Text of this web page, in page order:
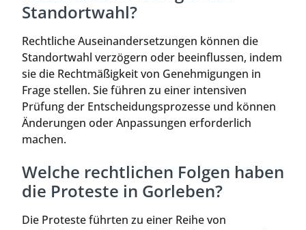
Standortwahl?
Rechtliche Auseinandersetzungen können die
Standortwahl verzögern oder beeinflussen, indem
sie die Rechtmäßigkeit von Genehmigungen in
Frage stellen. Sie führen zu einer intensiven
Prüfung der Entscheidungsprozesse und können
Änderungen oder Anpassungen erforderlich
machen.
Welche rechtlichen Folgen haben
die Proteste in Gorleben?
Die Proteste führten zu einer Reihe von